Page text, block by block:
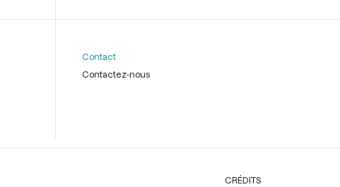
Contact
Contactez-nous
CRÉDITS